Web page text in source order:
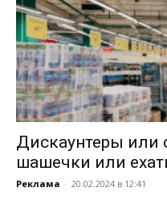
Дискаунтеры или
шашечки или
Реклама - 20.02.2024 в 12:41